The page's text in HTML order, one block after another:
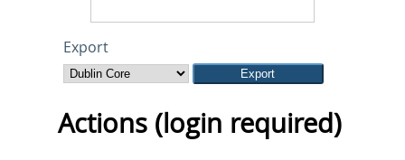
Export
Actions (login required)